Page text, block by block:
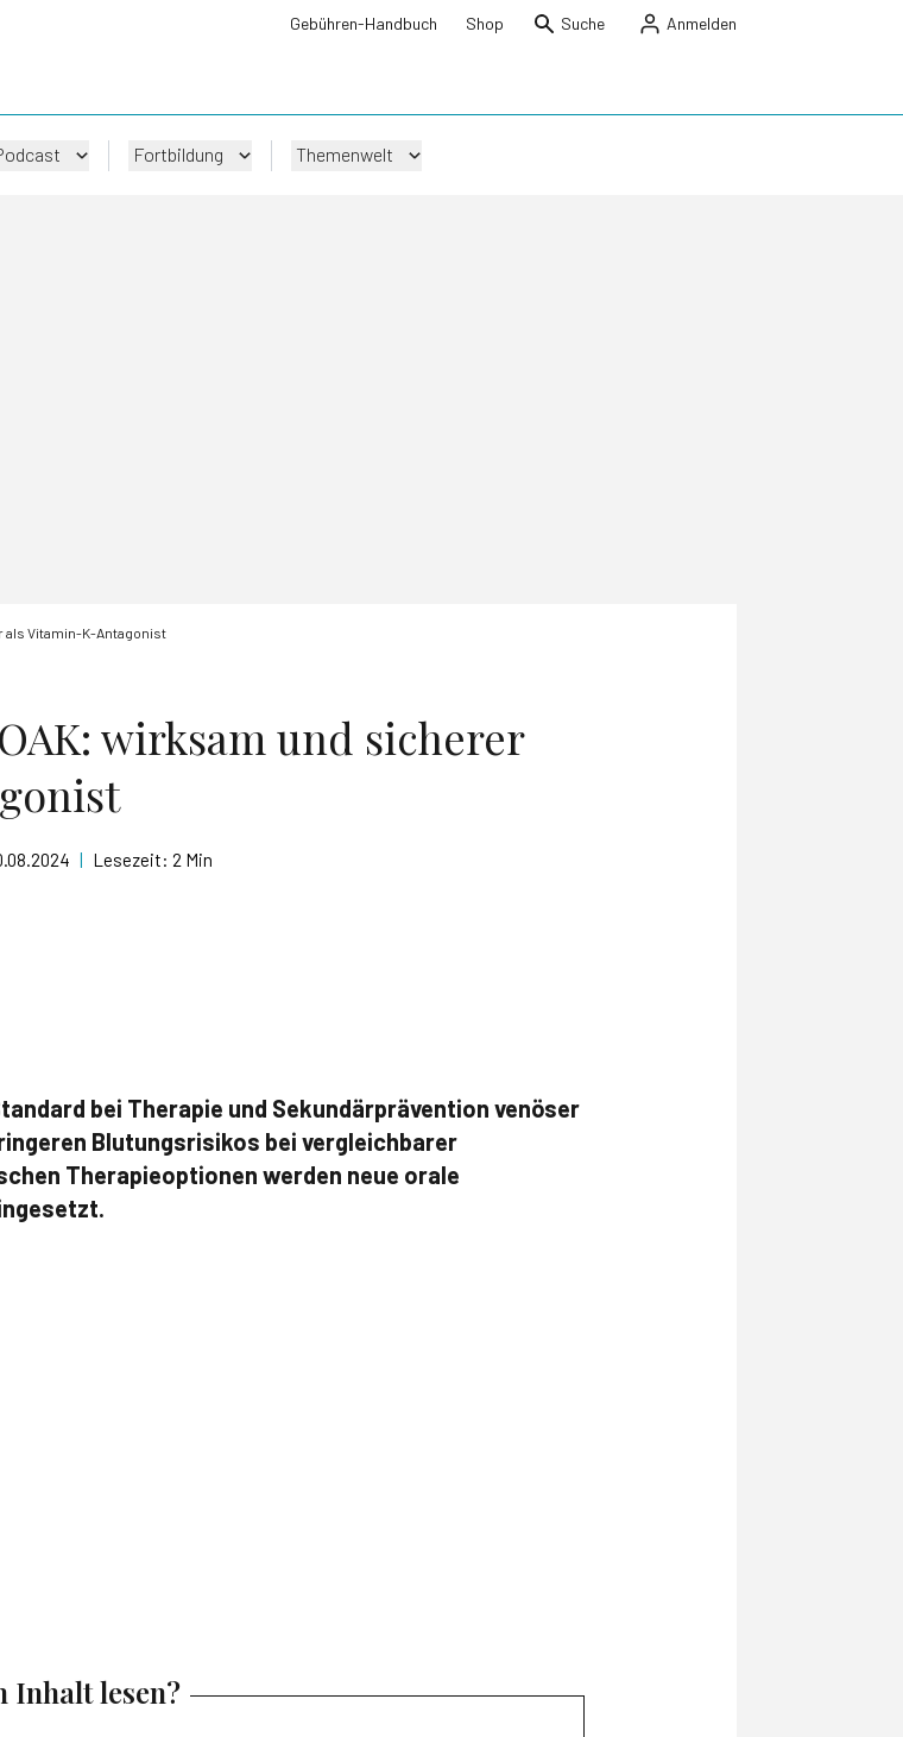
Gebühren-Handbuch Shop Suche Anmelden
Fortbildung Themenwelt
als Vitamin-K-Antagonist
wirksam und sicherer
| Lesezeit: 2 Min
bei Therapie und Sekundärprävention venöser
Blutungsrisikos bei vergleichbarer
Therapieoptionen werden neue orale
Inhalt lesen?